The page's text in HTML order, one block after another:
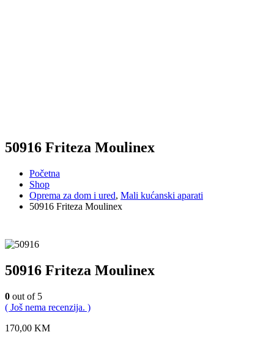
50916 Friteza Moulinex
Početna
Shop
Oprema za dom i ured, Mali kućanski aparati
50916 Friteza Moulinex
50916 Friteza Moulinex
0 out of 5
( Još nema recenzija. )
170,00 KM